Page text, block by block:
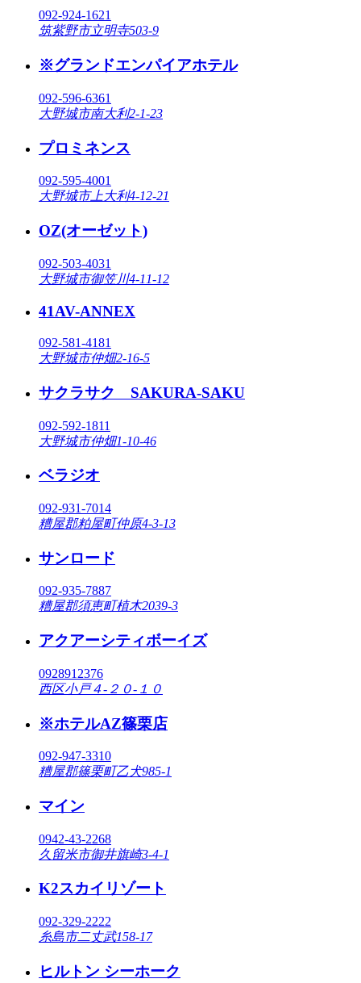
092-924-1621
筑紫野市立明寺503-9
※グランドエンパイアホテル
092-596-6361
大野城市南大利2-1-23
プロミネンス
092-595-4001
大野城市上大利4-12-21
OZ(オーゼット)
092-503-4031
大野城市御笠川4-11-12
41AV-ANNEX
092-581-4181
大野城市仲畑2-16-5
サクラサク SAKURA-SAKU
092-592-1811
大野城市仲畑1-10-46
ベラジオ
092-931-7014
糟屋郡粕屋町仲原4-3-13
サンロード
092-935-7887
糟屋郡須恵町植木2039-3
アクアーシティボーイズ
0928912376
西区小戸４-２０-１０
※ホテルAZ篠栗店
092-947-3310
糟屋郡篠栗町乙犬985-1
マイン
0942-43-2268
久留米市御井旗崎3-4-1
K2スカイリゾート
092-329-2222
糸島市二丈武158-17
ヒルトン シーホーク